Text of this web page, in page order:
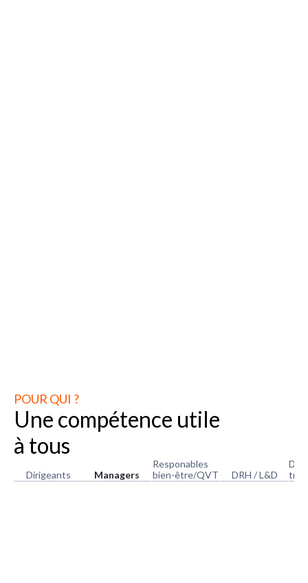
POUR QUI ?
Une compétence utile
à tous
Dirigeants Managers
Responables
bien-être/QVT
DRH / L&D